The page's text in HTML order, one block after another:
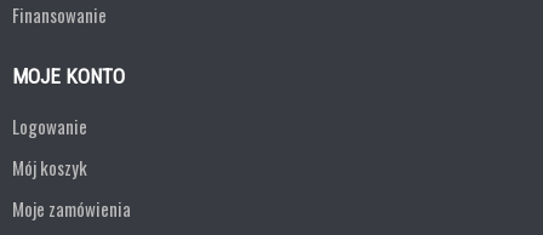
Finansowanie
MOJE KONTO
Logowanie
Mój koszyk
Moje zamówienia